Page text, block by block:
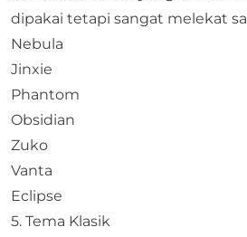
dipakai tetapi sangat melekat
Nebula
Jinxie
Phantom
Obsidian
Zuko
Vanta
Eclipse
5. Tema Klasik